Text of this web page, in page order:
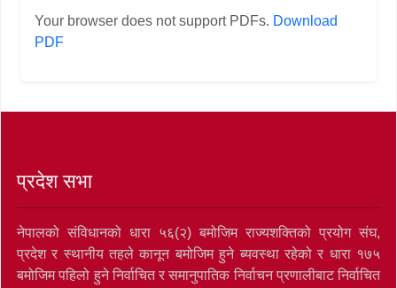
Your browser does not support PDFs. Download
PDF
प्रदेश सभा
नेपालको संविधानको धारा ५६(२) बमोजिम राज्यशक्तिको प्रयोग संघ,
प्रदेश र स्थानीय तहले कानून बमोजिम हुने ब्यवस्था रहेको र धारा १७५
बमोजिम पहिलो हुने निर्वाचित र समानुपातिक निर्वाचन प्रणालीबाट निर्वाचित